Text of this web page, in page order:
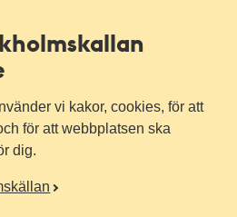
vi kakor, cookies, för att
för att webbplatsen ska
dig.